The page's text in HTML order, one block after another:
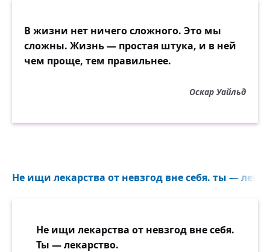
В жизни нет ничего сложного. Это мы
сложны. Жизнь — простая штука, и в ней
чем проще, тем правильнее.
Оскар Уайльд
Не ищи лекарства от невзгод вне себя. ты —
Не ищи лекарства от невзгод вне себя.
Ты — лекарство.